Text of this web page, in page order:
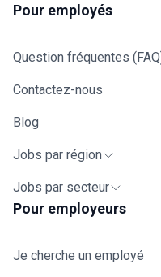
Pour employés
Question fréquentes
Contactez-nous
Blog
Jobs par région
Jobs par secteur
Pour employeurs
Je cherche un employé